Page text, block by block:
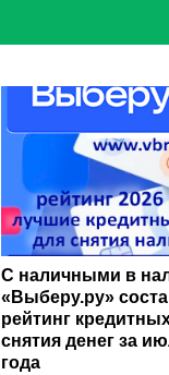
С наличными в
«Выберу.ру»
рейтинг
снятия денег за
года